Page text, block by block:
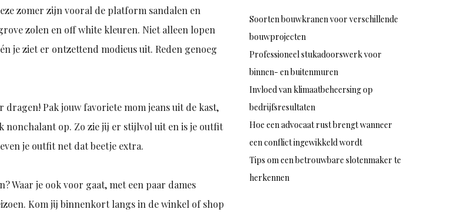
zomer zijn vooral de platform sandalen en
zolen en off white kleuren. Niet alleen lopen
je ziet er ontzettend modieus uit. Reden genoeg
Pak jouw favoriete mom jeans uit de kast,
nonchalant op. Zo zie jij er stijlvol uit en is je outfit
je outfit net dat beetje extra.
Waar je ook voor gaat, met een paar dames
Kom jij binnenkort langs in de winkel of shop
Soorten bouwkranen voor verschillende
bouwprojecten
Professioneel stukadoorswerk voor
binnen- en buitenmuren
Invloed van klimaatbeheersing op
bedrijfsresultaten
Hoe een advocaat rust brengt wanneer
een conflict ingewikkeld wordt
Tips om een betrouwbare slotenmaker te
herkennen